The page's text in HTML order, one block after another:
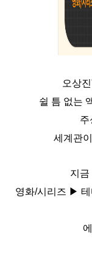
오상
쉴 틈 없는
주
세계관
지금
영화/시리즈 ▶